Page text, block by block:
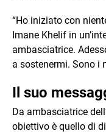
“Ho iniziato con
Imane Khelif in
ambasciatrice.
a sostenermi. Sono i
Il suo
Da ambasciatrice
obiettivo è quello di